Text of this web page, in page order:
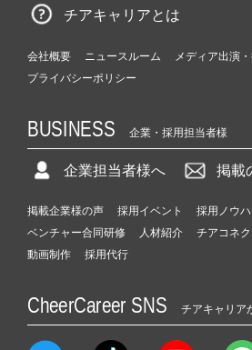
企
か
ウ
が
活
ト
チ
チアキャリアとは
会社概要 ニュースルーム
メディア出演
プライバシーポリシー
BUSINESS 企業・採用担当者様
企業担当者様へ 掲載
掲載企業様の声 採用イベント 採用ノウ
ベンチャー合同研修
人材紹介 チアコネ
動画制作
採用代行
CheerCareer SNS チアキャリア